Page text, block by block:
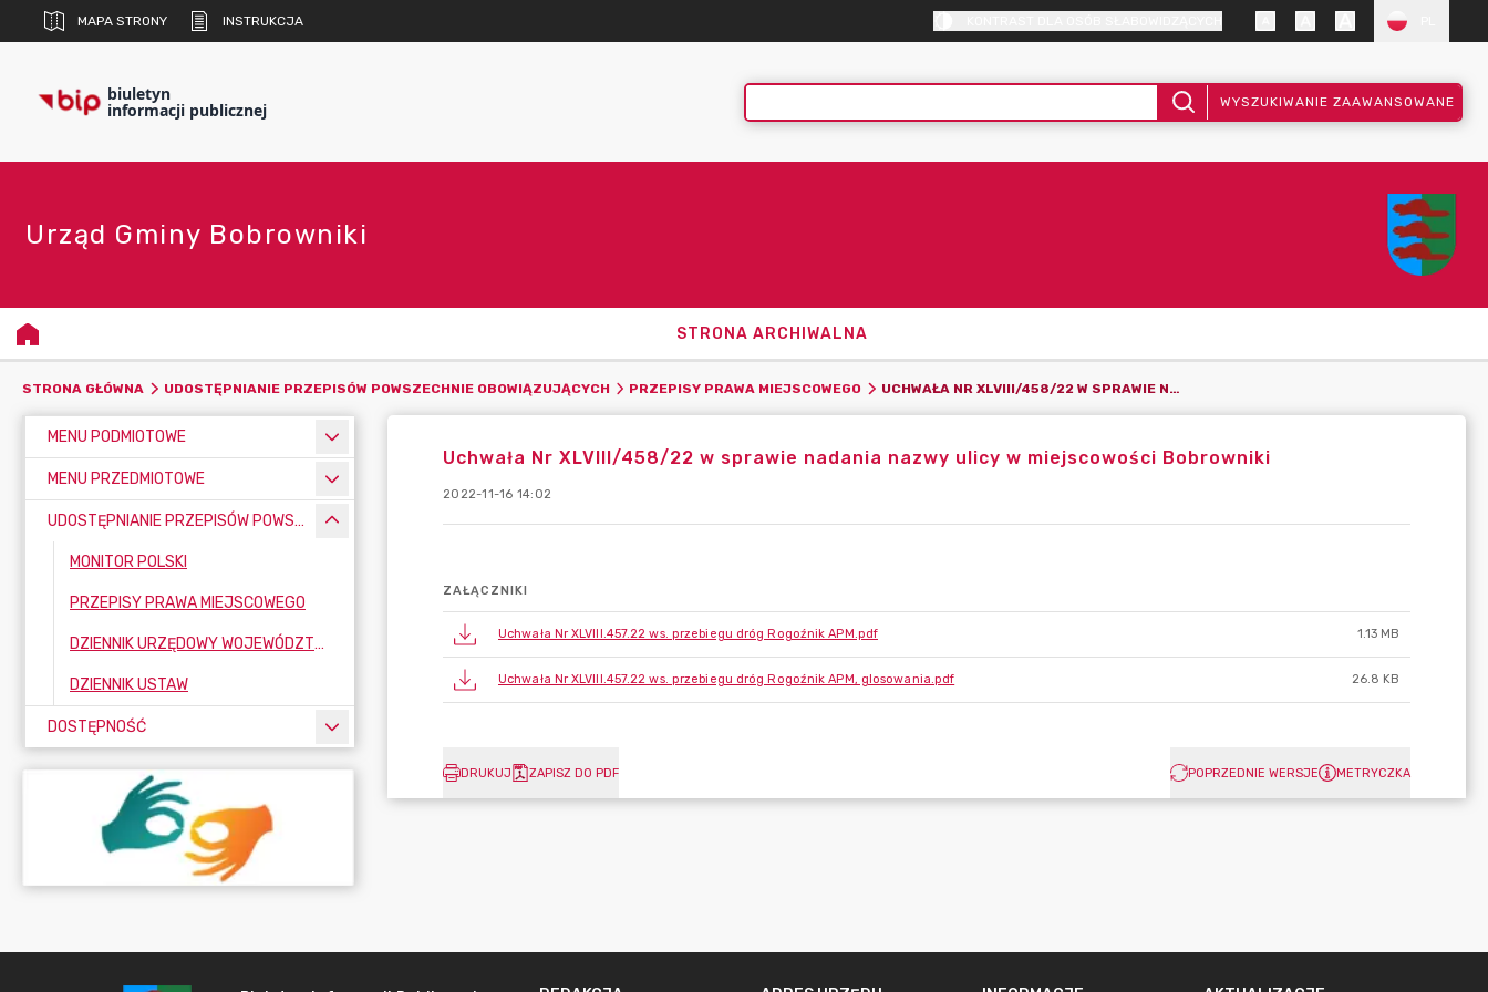
MAPA STRONY INSTRUKCJA
biuletyn
informacji publicznej WYSZUKIWANIE ZAAWANSOWANE
Urząd Gminy Bobrowniki
STRONA ARCHIWALNA
STRONA GŁÓWNA UDOSTĘPNIANIE PRZEPISÓW POWSZECHNIE OBOWIĄZUJĄCYCH PRZEPISY PRAWA MIEJSCOWEGO UCHWAŁA NR XLVIII/458/22 W SPRAWIE NADANIA NAZWY ULICY W MIEJSCOWOŚCI BOBROWNIKI
MENU PODMIOTOWE
MENU PRZEDMIOTOWE
UDOSTĘPNIANIE PRZEPISÓW POWSZECHNIE OBOWIĄZUJĄCYCH
MONITOR POLSKI
PRZEPISY PRAWA MIEJSCOWEGO
DZIENNIK URZĘDOWY WOJEWÓDZTWA ŚLĄSKIEGO
DZIENNIK USTAW
DOSTĘPNOŚĆ
Uchwała Nr XLVIII/458/22 w sprawie nadania nazwy ulicy w miejscowości Bobrowniki
2022-11-16 14:02
ZAŁĄCZNIKI
Uchwała Nr XLVIII.457.22 ws. przebiegu dróg Rogoźnik APM.pdf 1.13 MB
Uchwała Nr XLVIII.457.22 ws. przebiegu dróg Rogoźnik APM, glosowania.pdf 26.8 KB
DRUKUJ ZAPISZ DO PDF POPRZEDNIE WERSJE METRYCZKA